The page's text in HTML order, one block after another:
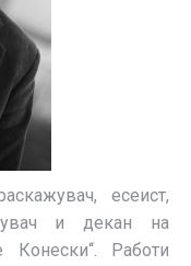
есеист,
и декан на
Конески“. Работи